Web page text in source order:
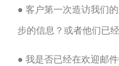
● 客户第一次造访我们
步的信息？或者他们已
● 我是否已经在欢迎邮